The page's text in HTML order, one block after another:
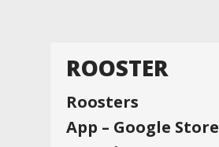
ROOSTER
Roosters
App – Google Store